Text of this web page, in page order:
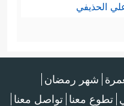
الحذيفي
شهر رمضان
تطوع معنا تواصل معنا